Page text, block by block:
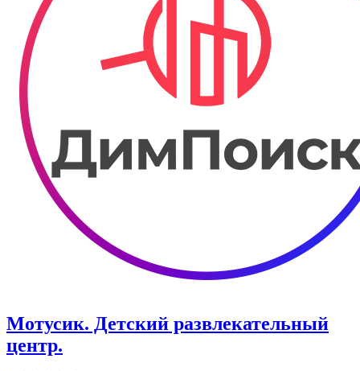
Мотусик. Детский развлекательный
центр.